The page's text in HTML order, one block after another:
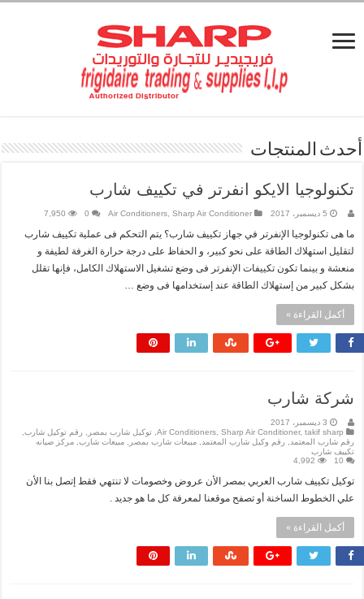
المنتجات
تكنولوجيا الايكو انفرتر في تكييف شارب
5 ديسمبر، 2017 Air Conditioners,Sharp Air Conditioner
0
7,950
ما هى تكنولوجيا الإنفرتر في جهاز تكييف شارب؟ يتم التحكم فى عملية تكييف شارب
لتقليل استهلاك الطاقة على نحو كبير، و الحفاظ على درجة حرارة الغرفة لطيفة و
منعشة و بينما تكون تكييفات الإنفرتر فى وضع تشغيل الاستهلاك الكامل، فإنها تقلل
بشكل كبير من إستهلاك الطاقة عند إستخدامها فى وضع …
أكمل القراءة »
شركة شارب
3 ديسمبر، 2017
Air Conditioners,Sharp Air Conditioner,takif sharp
,توكيل شارب بمصر,رقم توكيل شارب ,
رقم شارب المعتمد,رقم وكيل شارب المعتمد,مبيعات شارب بمصر,مبيعات شارب , مركز صيانه
تكييف شارب
10
4,992
توكيل تكييف شارب العربي بمصر الأن عروض وخصومات لا تنتهي فقط إتصل بنا الأن
علي الخطوط الساخنة أو تصفح موقعنا لمعرفة كل ما هو جديد .
أكمل القراءة »